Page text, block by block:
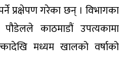
प्रक्षेपण गरेका छन् । विभागका
काठमाडौं उपत्यकामा
मध्यम खालको वर्षाको